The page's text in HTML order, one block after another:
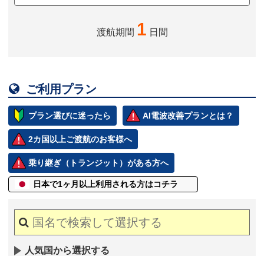
渡航期間 1 日間
 ご利用プラン
プラン選びに迷ったら AI電波改善プランとは？
2カ国以上ご渡航のお客様へ
乗り継ぎ（トランジット）がある方へ
日本で1ヶ月以上利用される方はコチラ
人気国から選択する